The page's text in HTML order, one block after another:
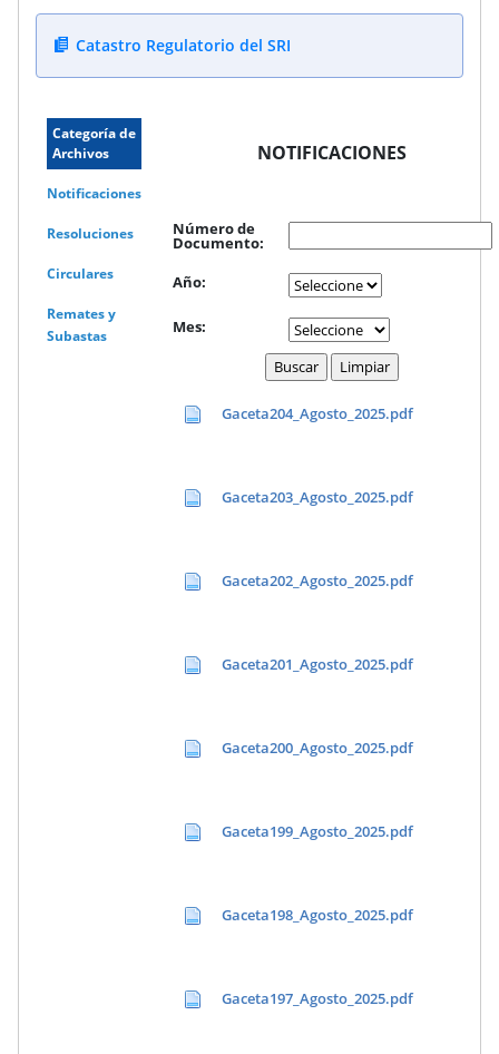
Catastro Regulatorio del SRI
Categoría de
Archivos
Notificaciones
Resoluciones
Circulares
Remates y
Subastas
NOTIFICACIONES
Número de
Documento:
Año:
Mes:
Gaceta204_Agosto_2025.pdf
Gaceta203_Agosto_2025.pdf
Gaceta202_Agosto_2025.pdf
Gaceta201_Agosto_2025.pdf
Gaceta200_Agosto_2025.pdf
Gaceta199_Agosto_2025.pdf
Gaceta198_Agosto_2025.pdf
Gaceta197_Agosto_2025.pdf